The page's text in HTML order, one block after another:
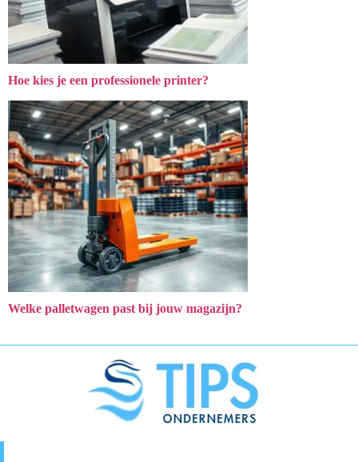
Hoe kies je een professionele printer?
Welke palletwagen past bij jouw magazijn?